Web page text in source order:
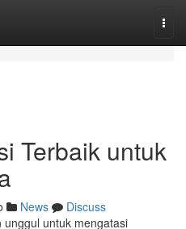
Terbaik untuk
News
Discuss
untuk mengatasi